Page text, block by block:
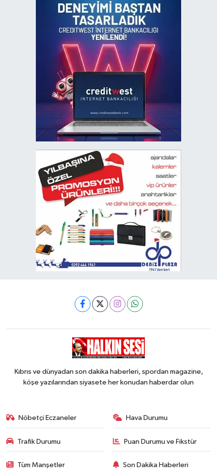
Kıbrıs ve dünyadan son dakika haberleri, spordan magazine,
köşe yazılarından siyasete her konudan haberdar olun
Nöbetçi Eczaneler Hava Durumu
Trafik Durumu Puan Durumu ve Fikstür
Tüm Manşetler Son Dakika Haberleri